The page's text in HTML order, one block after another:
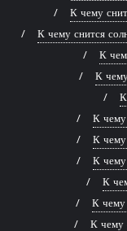
К чему
К чему снится
К
К
К чему
К чему
К чему
К
К чему
К чему